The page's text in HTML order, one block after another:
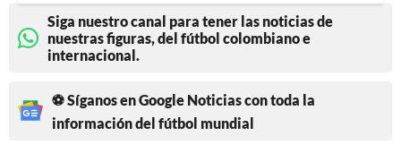
Siga nuestro canal para tener las noticias de
nuestras figuras, del fútbol colombiano e
internacional.
⚽ Síganos en Google Noticias con toda la
información del fútbol mundial